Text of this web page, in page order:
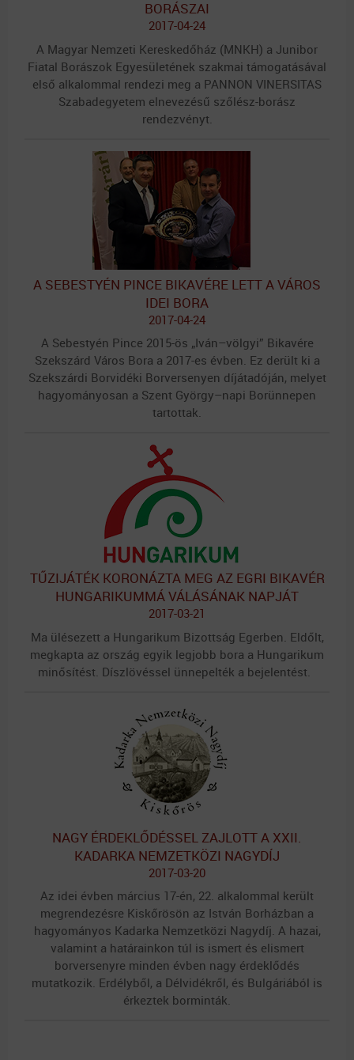
BORÁSZAI
2017-04-24
A Magyar Nemzeti Kereskedőház (MNKH) a Junibor
Fiatal Borászok Egyesületének szakmai támogatásával
első alkalommal rendezi meg a PANNON VINERSITAS
Szabadegyetem elnevezésű szőlész-borász
rendezvényt.
A SEBESTYÉN PINCE BIKAVÉRE LETT A VÁROS
IDEI BORA
2017-04-24
A Sebestyén Pince 2015-ös „Iván–völgyi” Bikavére
Szekszárd Város Bora a 2017-es évben. Ez derült ki a
Szekszárdi Borvidéki Borversenyen díjátadóján, melyet
hagyományosan a Szent György–napi Borünnepen
tartottak.
TŰZIJÁTÉK KORONÁZTA MEG AZ EGRI BIKAVÉR
HUNGARIKUMMÁ VÁLÁSÁNAK NAPJÁT
2017-03-21
Ma ülésezett a Hungarikum Bizottság Egerben. Eldőlt,
megkapta az ország egyik legjobb bora a Hungarikum
minősítést. Díszlövéssel ünnepelték a bejelentést.
NAGY ÉRDEKLŐDÉSSEL ZAJLOTT A XXII.
KADARKA NEMZETKÖZI NAGYDÍJ
2017-03-20
Az idei évben március 17-én, 22. alkalommal került
megrendezésre Kiskőrösön az István Borházban a
hagyományos Kadarka Nemzetközi Nagydíj. A hazai,
valamint a határainkon túl is ismert és elismert
borversenyre minden évben nagy érdeklődés
mutatkozik. Erdélyből, a Délvidékről, és Bulgáriából is
érkeztek borminták.